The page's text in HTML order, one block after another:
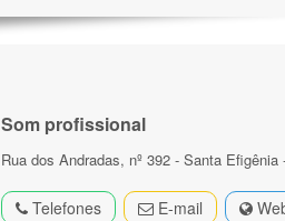
Som profissional
Rua dos Andradas, nº 392 - Santa
Telefones E-mail